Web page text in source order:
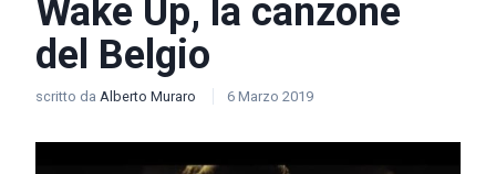
Wake Up, la canzone
del Belgio
scritto da Alberto Muraro 6 Marzo 2019